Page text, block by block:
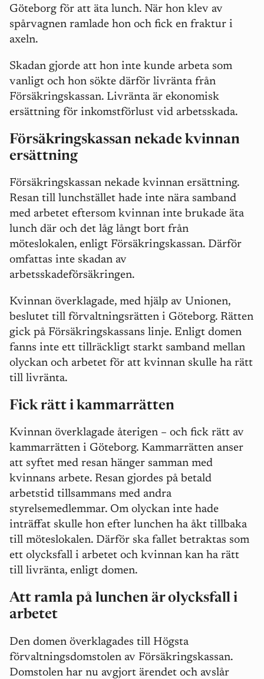
Göteborg för att äta lunch. När hon klev av
spårvagnen ramlade hon och fick en fraktur i
axeln.
Skadan gjorde att hon inte kunde arbeta som
vanligt och hon sökte därför livränta från
Försäkringskassan. Livränta är ekonomisk
ersättning för inkomstförlust vid arbetsskada.
Försäkringskassan nekade kvinnan
ersättning
Försäkringskassan nekade kvinnan ersättning.
Resan till lunchstället hade inte nära samband
med arbetet eftersom kvinnan inte brukade äta
lunch där och det låg långt bort från
möteslokalen, enligt Försäkringskassan. Därför
omfattas inte skadan av
arbetsskadeförsäkringen.
Kvinnan överklagade, med hjälp av Unionen,
beslutet till förvaltningsrätten i Göteborg. Rätten
gick på Försäkringskassans linje. Enligt domen
fanns inte ett tillräckligt starkt samband mellan
olyckan och arbetet för att kvinnan skulle ha rätt
till livränta.
Fick rätt i kammarrätten
Kvinnan överklagade återigen – och fick rätt av
kammarrätten i Göteborg. Kammarrätten anser
att syftet med resan hänger samman med
kvinnans arbete. Resan gjordes på betald
arbetstid tillsammans med andra
styrelsemedlemmar. Om olyckan inte hade
inträffat skulle hon efter lunchen ha åkt tillbaka
till möteslokalen. Därför ska fallet betraktas som
ett olycksfall i arbetet och kvinnan kan ha rätt
till livränta, enligt domen.
Att ramla på lunchen är olycksfall i
arbetet
Den domen överklagades till Högsta
förvaltningsdomstolen av Försäkringskassan.
Domstolen har nu avgjort ärendet och avslår